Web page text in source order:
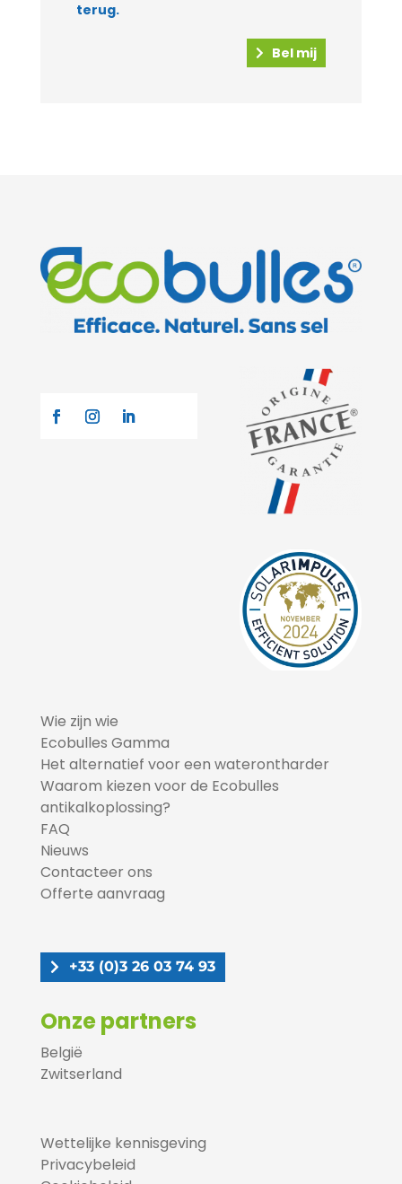
terug.
Bel mij
Wie zijn wie
Ecobulles Gamma
Het alternatief voor een waterontharder
Waarom kiezen voor de Ecobulles
antikalkoplossing?
FAQ
Nieuws
Contacteer ons
Offerte aanvraag
+33 (0)3 26 03 74 93
Onze partners
België
Zwitserland
Wettelijke kennisgeving
Privacybeleid